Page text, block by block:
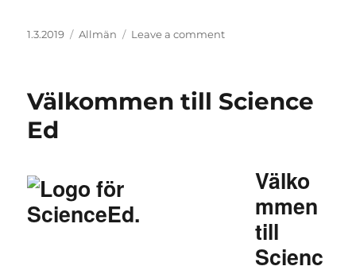
Posted
1.3.2019 Categories
Allmän Leave a commenton
Välkommen till Science
Ed
Välko
mmen
till
Scienc